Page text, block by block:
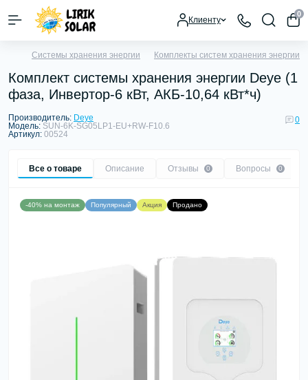
Клиенту
0
Системы хранения энергии Комплекты систем хранения энергии
Комплект системы хранения энергии Deye (1
фаза, Инвертор-6 кВт, АКБ-10,64 кВт*ч)
Производитель: Deye
Модель: SUN-6K-SG05LP1-EU+RW-F10.6
Артикул: 00524
0
Все о товаре Описание Отзывы 0 Вопросы 0
-40% на монтаж Популярный Акция Продано